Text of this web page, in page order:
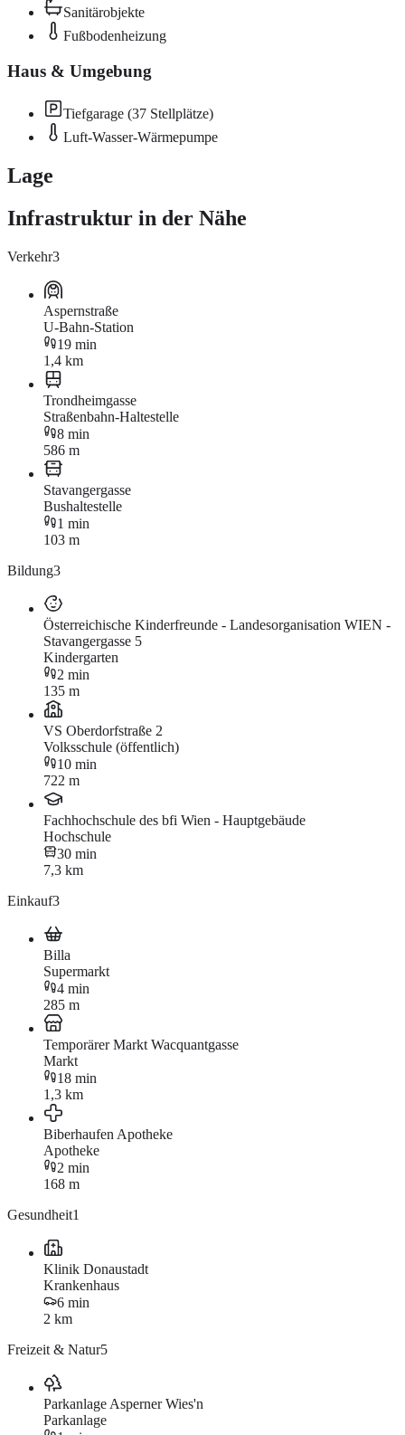
Sanitärobjekte
Fußbodenheizung
Haus & Umgebung
Tiefgarage (37 Stellplätze)
Luft-Wasser-Wärmepumpe
Lage
Infrastruktur in der Nähe
Verkehr3
Aspernstraße
U-Bahn-Station
19 min
1,4 km
Trondheimgasse
Straßenbahn-Haltestelle
8 min
586 m
Stavangergasse
Bushaltestelle
1 min
103 m
Bildung3
Österreichische Kinderfreunde - Landesorganisation WIEN -
Stavangergasse 5
Kindergarten
2 min
135 m
VS Oberdorfstraße 2
Volksschule (öffentlich)
10 min
722 m
Fachhochschule des bfi Wien - Hauptgebäude
Hochschule
30 min
7,3 km
Einkauf3
Billa
Supermarkt
4 min
285 m
Temporärer Markt Wacquantgasse
Markt
18 min
1,3 km
Biberhaufen Apotheke
Apotheke
2 min
168 m
Gesundheit1
Klinik Donaustadt
Krankenhaus
6 min
2 km
Freizeit & Natur5
Parkanlage Asperner Wies'n
Parkanlage